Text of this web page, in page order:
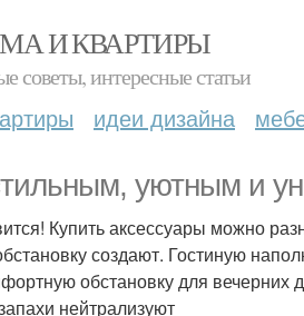
И КВАРТИРЫ
советы, интересные статьи
идеи дизайна
уютным и
Купить аксессуары можно
создают. Гостиную
обстановку для вечерних
нейтрализуют